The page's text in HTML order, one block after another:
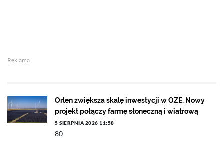
Reklama
Orlen zwiększa skalę inwestycji w OZE. Nowy
projekt połączy farmę słoneczną i wiatrową
5 SIERPNIA 2026 11:58
80